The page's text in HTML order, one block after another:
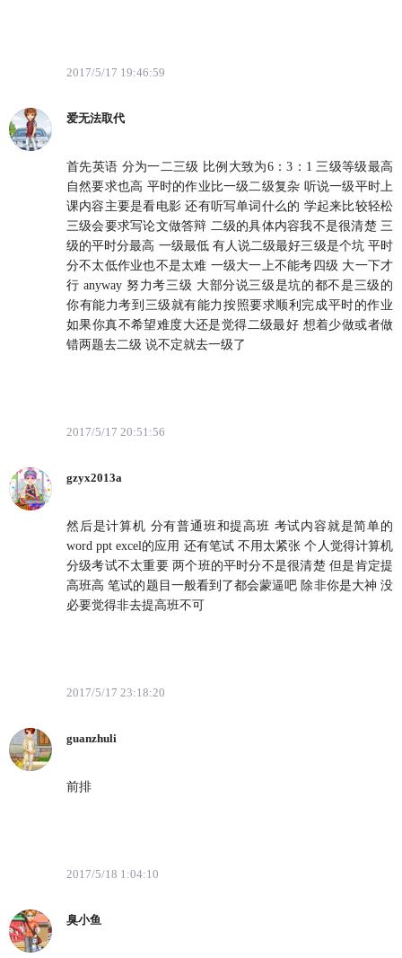
2017/5/17 19:46:59
爱无法取代
首先英语 分为一二三级 比例大致为6：3：1 三级等级最高
自然要求也高 平时的作业比一级二级复杂 听说一级平时上
课内容主要是看电影 还有听写单词什么的 学起来比较轻松
三级会要求写论文做答辩 二级的具体内容我不是很清楚 三
级的平时分最高 一级最低 有人说二级最好三级是个坑 平时
分不太低作业也不是太难 一级大一上不能考四级 大一下才
行 anyway 努力考三级 大部分说三级是坑的都不是三级的
你有能力考到三级就有能力按照要求顺利完成平时的作业
如果你真不希望难度大还是觉得二级最好 想着少做或者做
错两题去二级 说不定就去一级了
2017/5/17 20:51:56
gzyx2013a
然后是计算机 分有普通班和提高班 考试内容就是简单的
word ppt excel的应用 还有笔试 不用太紧张 个人觉得计算机
分级考试不太重要 两个班的平时分不是很清楚 但是肯定提
高班高 笔试的题目一般看到了都会蒙逼吧 除非你是大神 没
必要觉得非去提高班不可
2017/5/17 23:18:20
guanzhuli
前排
2017/5/18 1:04:10
臭小鱼